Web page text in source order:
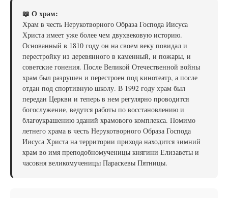
📖 О храм:
Храм в честь Нерукотворного Образа Господа Иисуса
Христа имеет уже более чем двухвековую историю.
Основанный в 1810 году он на своем веку повидал и
перестройку из деревянного в каменный, и пожары, и
советские гонения. После Великой Отечественной войны
храм был разрушен и перестроен под кинотеатр, а после
отдан под спортивную школу. В 1992 году храм был
передан Церкви и теперь в нем регулярно проводится
богослужение, ведутся работы по восстановлению и
благоукрашению зданий храмового комплекса. Помимо
летнего храма в честь Нерукотворного Образа Господа
Иисуса Христа на территории прихода находится зимний
храм во имя преподобномученицы княгини Елизаветы и
часовня великомученицы Параскевы Пятницы.